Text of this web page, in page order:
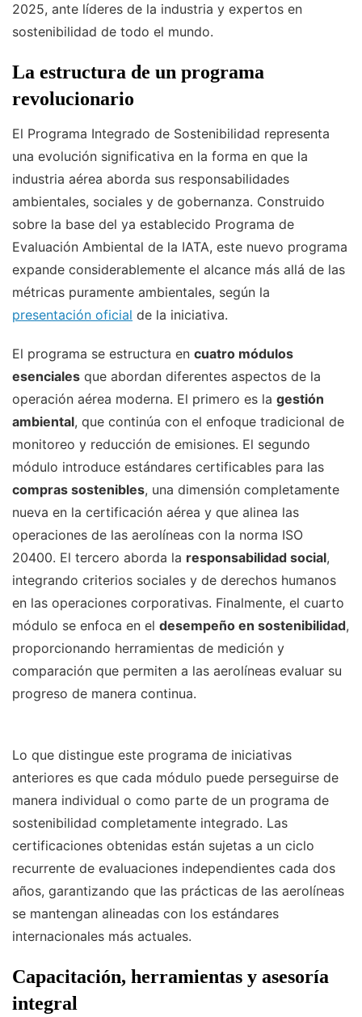
2025, ante líderes de la industria y expertos en
sostenibilidad de todo el mundo.
La estructura de un programa
revolucionario
El Programa Integrado de Sostenibilidad representa
una evolución significativa en la forma en que la
industria aérea aborda sus responsabilidades
ambientales, sociales y de gobernanza. Construido
sobre la base del ya establecido Programa de
Evaluación Ambiental de la IATA, este nuevo programa
expande considerablemente el alcance más allá de las
métricas puramente ambientales, según la
presentación oficial de la iniciativa.
El programa se estructura en cuatro módulos
esenciales que abordan diferentes aspectos de la
operación aérea moderna. El primero es la gestión
ambiental, que continúa con el enfoque tradicional de
monitoreo y reducción de emisiones. El segundo
módulo introduce estándares certificables para las
compras sostenibles, una dimensión completamente
nueva en la certificación aérea y que alinea las
operaciones de las aerolíneas con la norma ISO
20400. El tercero aborda la responsabilidad social,
integrando criterios sociales y de derechos humanos
en las operaciones corporativas. Finalmente, el cuarto
módulo se enfoca en el desempeño en sostenibilidad,
proporcionando herramientas de medición y
comparación que permiten a las aerolíneas evaluar su
progreso de manera continua.
Lo que distingue este programa de iniciativas
anteriores es que cada módulo puede perseguirse de
manera individual o como parte de un programa de
sostenibilidad completamente integrado. Las
certificaciones obtenidas están sujetas a un ciclo
recurrente de evaluaciones independientes cada dos
años, garantizando que las prácticas de las aerolíneas
se mantengan alineadas con los estándares
internacionales más actuales.
Capacitación, herramientas y asesoría
integral